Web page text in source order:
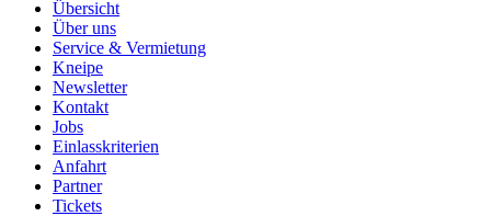
Übersicht
Über uns
Service & Vermietung
Kneipe
Newsletter
Kontakt
Jobs
Einlasskriterien
Anfahrt
Partner
Tickets